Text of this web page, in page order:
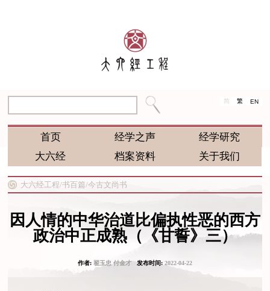
简 繁 EN
首页 经学之声
经学研究
大六经
档案资料 关于我们
大六经工程/书百篇/今古文尚书
因人情的中华治道比偏执性恶的西方
政治中正成熟（《甘誓》三）
作者: 翟玉忠 付金才发布时间: 2022-04-22